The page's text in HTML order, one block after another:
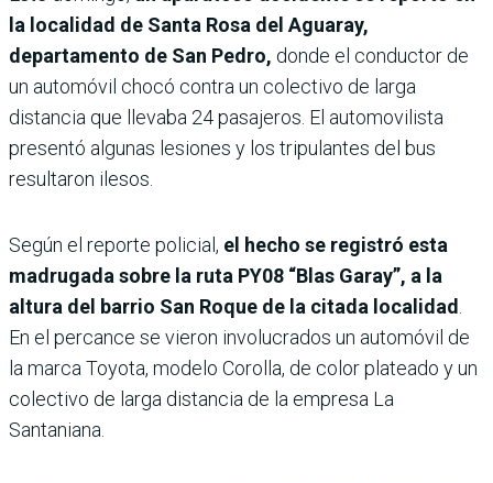
la localidad de Santa Rosa del Aguaray,
departamento de San Pedro, donde el conductor de
un automóvil chocó contra un colectivo de larga
distancia que llevaba 24 pasajeros. El automovilista
presentó algunas lesiones y los tripulantes del bus
resultaron ilesos.
Según el reporte policial, el hecho se registró esta
madrugada sobre la ruta PY08 “Blas Garay”, a la
altura del barrio San Roque de la citada localidad
En el percance se vieron involucrados un automóvil de
la marca Toyota, modelo Corolla, de color plateado y un
colectivo de larga distancia de la empresa La
Santaniana.